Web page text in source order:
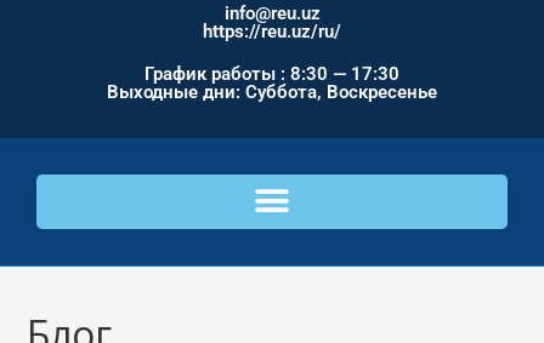
info@reu.uz
https://reu.uz/ru/
График работы : 8:30 — 17:30
Выходные дни: Суббота, Воскресенье